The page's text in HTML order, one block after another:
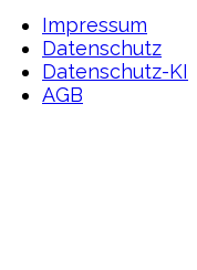
Impressum
Datenschutz
Datenschutz-KI
AGB